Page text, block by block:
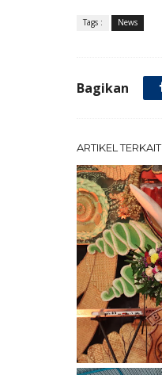
Tags : News
Bagikan
ARTIKEL TERKAIT